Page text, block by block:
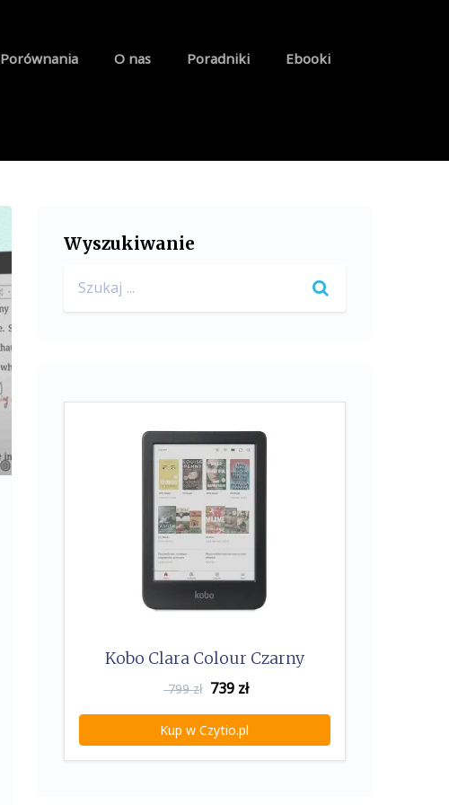
Porównania O nas Poradniki Ebooki
Wyszukiwanie
for:
Kobo Clara Colour Czarny
799 zł 739zł
Kup w Czytio.pl